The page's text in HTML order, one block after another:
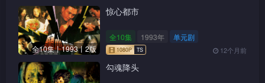
全10集丨1993丨2版
惊心都市
全10集 1993年 单元剧
12个月前
勾魂降头